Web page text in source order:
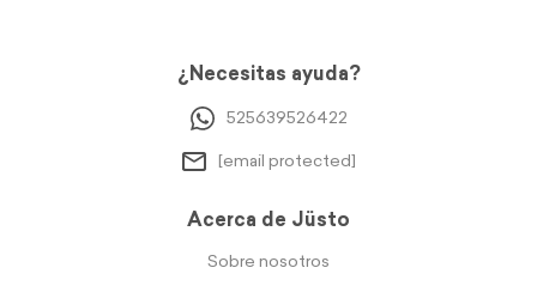
¿Necesitas ayuda?
525639526422
[email protected]
Acerca de Jüsto
Sobre nosotros